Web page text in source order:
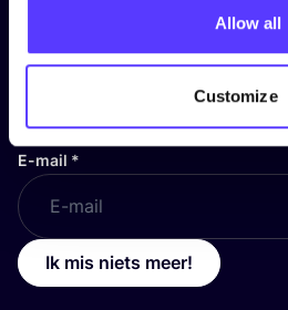
Allow all
Customize
en blijf op de hoogte!
Voornaam*
E-mail *
Ik mis niets meer!